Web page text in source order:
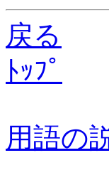
戻る
ﾄｯﾌﾟ
用語の